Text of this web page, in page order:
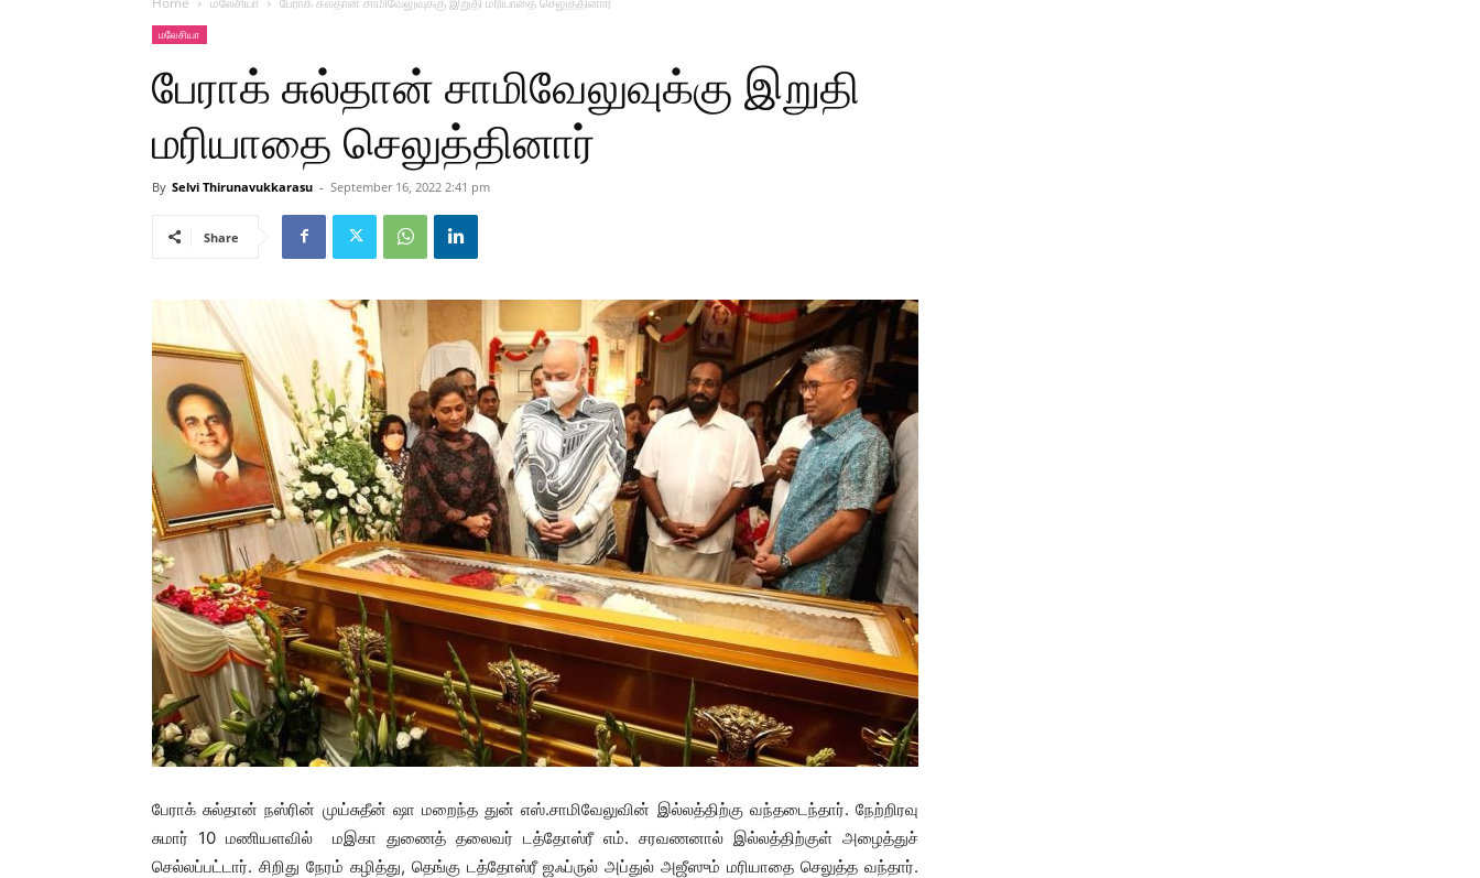
மலேசியா
பேராக் சுல்தான் சாமிவேலுவுக்கு இறுதி
மரியாதை செலுத்தினார்
By Selvi Thirunavukkarasu - September 16, 2022 2:41 pm
Share
பேராக் சுல்தான் நஸ்ரின் முய்சுதீன் ஷா மறைந்த துன் எஸ்.சாமிவேலுவின் இல்லத்திற்கு வந்தடைந்தார். நேற்றிரவு
சுமார் 10 மணியளவில் மஇகா துணைத் தலைவர் டத்தோஸ்ரீ எம். சரவணனால் இல்லத்திற்குள் அழைத்துச்
செல்லப்பட்டார். சிறிது நேரம் கழித்து, தெங்கு டத்தோஸ்ரீ ஜஃப்ருல் அப்துல் அஜீஸும் மரியாதை செலுத்த வந்தார்.